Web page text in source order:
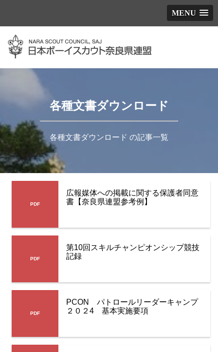
MENU
各種文書ダウンロード
各種文書ダウンロード の記事一覧
広報媒体への掲載に関する保護者同意
書【奈良県連盟参考例】
第10回スキルチャンピオンシップ競技
記録
PCON パトロールリーダーキャンプ
２０２4 基本実施要項